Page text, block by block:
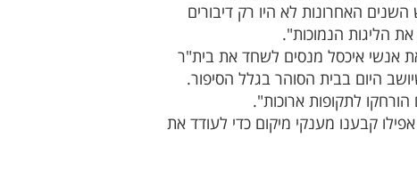
האחרונות לא היו רק דיבורים
הליגות הנמוכות".
אנשי איכסל מנסים לשחד את בית"ר
היום בבית הסוהר בגלל הסיפור.
לתקופות ארוכות".
קבענו מענקי מיקום כדי לעודד את